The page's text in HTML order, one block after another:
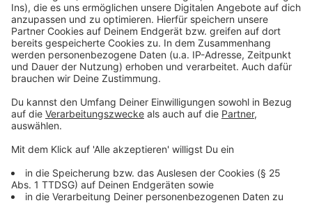
Metall soll erneut eingeschmolzen werden und
der Beton ebenso recycelt werden.
Oktober 2023:Der Wiederaufbau der neuen
Brücke ist am 5. Oktober gestartet. Die
geschätzten Kosten betragen 170 Millionen Euro.
Ende 2026:
Die Autobahn GmbH plant Ende 2026
denNeustart der neuen Brücke. Der Verkehr soll
wieder frei fließen können.